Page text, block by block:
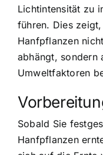
Lichtintensität zu
führen. Dies
Hanfpflanzen
abhängt, sondern
Umweltfaktoren
Sobald Sie
Hanfpflanzen